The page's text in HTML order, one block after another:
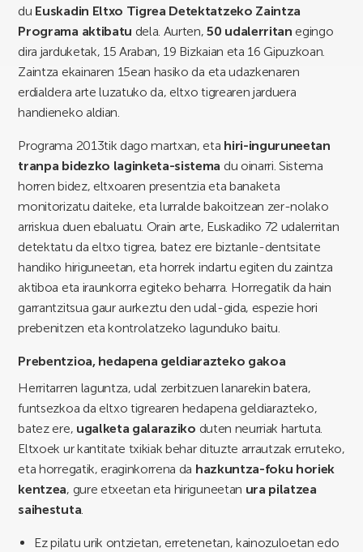
du Euskadin Eltxo Tigrea Detektatzeko Zaintza
Programa aktibatu dela. Aurten,50 udalerritan egingo
dira jarduketak, 15 Araban, 19 Bizkaian eta 16 Gipuzkoan.
Zaintza ekainaren 15ean hasiko da eta udazkenaren
erdialdera arte luzatuko da, eltxo tigrearen jarduera
handieneko aldian.
Programa 2013tik dago martxan, eta hiri-inguruneetan
tranpa bidezko laginketa-sistema du oinarri. Sistema
horren bidez, eltxoaren presentzia eta banaketa
monitorizatu daiteke, eta lurralde bakoitzean zer-nolako
arriskua duen ebaluatu. Orain arte, Euskadiko 72 udalerritan
detektatu da eltxo tigrea, batez ere biztanle-dentsitate
handiko hiriguneetan, eta horrek indartu egiten du zaintza
aktiboa eta iraunkorra egiteko beharra. Horregatik da hain
garrantzitsua gaur aurkeztu den udal-gida, espezie hori
prebenitzen eta kontrolatzeko lagunduko baitu.
Prebentzioa, hedapena geldiarazteko gakoa
Herritarren laguntza, udal zerbitzuen lanarekin batera,
funtsezkoa da eltxo tigrearen hedapena geldiarazteko,
batez ere, ugalketa galaraziko duten neurriak hartuta.
Eltxoek ur kantitate txikiak behar dituzte arrautzak erruteko,
eta horregatik, eraginkorrena da hazkuntza-foku horiek
kentzea, gure etxeetan eta hiriguneetan ura pilatzea
saihestuta.
Ez pilatu urik ontzietan, erretenetan, kainozuloetan edo